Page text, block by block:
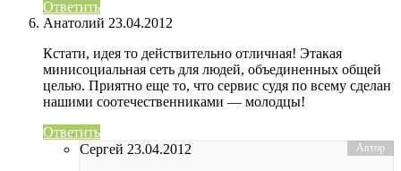
Ответить
Анатолий 23.04.2012
Кстати, идея то действительно отличная! Этакая
минисоциальная сеть для людей, объединенных общей
целью. Приятно еще то, что сервис судя по всему сделан
нашими соотечественниками — молодцы!
Ответить
Сергей 23.04.2012